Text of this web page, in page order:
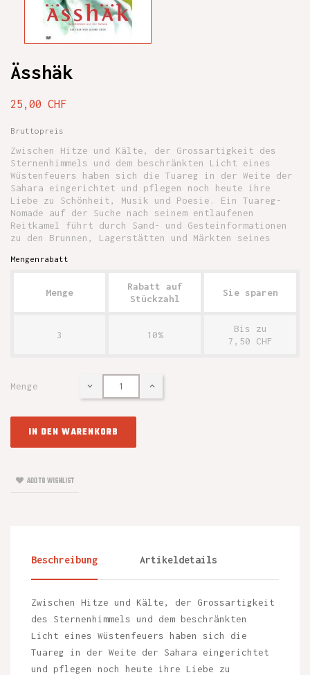
Ässhäk
25,00 CHF
Bruttopreis
Zwischen Hitze und Kälte, der Grossartigkeit des
Sternenhimmels und dem beschränkten Licht eines
Wüstenfeuers haben sich die Tuareg in der Weite der
Sahara eingerichtet und pflegen noch heute ihre
Liebe zu Schönheit, Musik und Poesie. Ein Tuareg-
Nomade auf der Suche nach seinem entlaufenen
Reitkamel führt durch Sand- und Gesteinformationen
zu den Brunnen, Lagerstätten und Märkten seines
Mengenrabatt
Menge
Rabatt auf
Stückzahl
Sie sparen
3 10%
Bis zu
7,50 CHF
Menge
IN DEN WARENKORB
ADD TO WISHLIST
Beschreibung Artikeldetails
Zwischen Hitze und Kälte, der Grossartigkeit
des Sternenhimmels und dem beschränkten
Licht eines Wüstenfeuers haben sich die
Tuareg in der Weite der Sahara eingerichtet
und pflegen noch heute ihre Liebe zu